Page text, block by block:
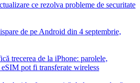
ce rezolva probleme de securitate
de pe Android din 4 septembrie,
trecerea de la iPhone: parolele,
pot fi transferate wireless